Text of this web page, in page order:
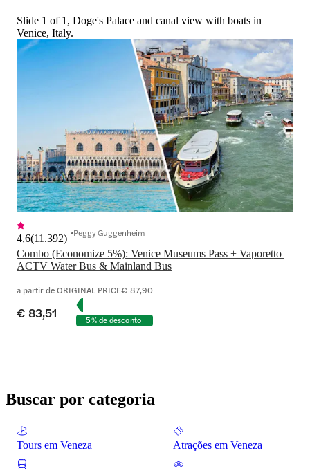
Slide 1 of 1, Doge's Palace and canal view with boats in
Venice, Italy.
Combo (Economize 5%): Venice Museums Pass + Vaporetto
ACTV Water Bus & Mainland Bus
4,6(11.392) Peggy Guggenheim
a partir deORIGINAL PRICE€ 87,90
€ 83,51 5% de desconto
Buscar por categoria
Tours em Veneza Atrações em Veneza